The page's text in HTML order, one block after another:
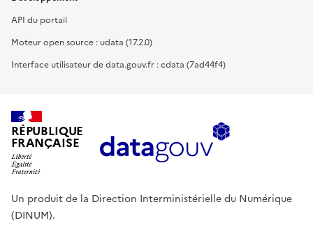
API du portail
Moteur open source : udata (17.2.0)
Interface utilisateur de data.gouv.fr : cdata (7ad44f4)
RÉPUBLIQUE
FRANÇAISE
Un produit de la Direction Interministérielle du Numérique
(DINUM).